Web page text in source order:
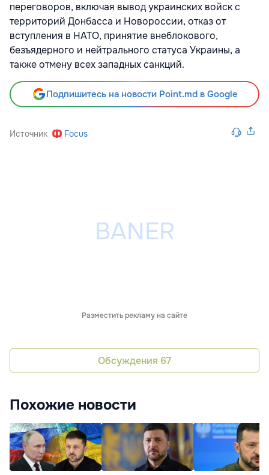
переговоров, включая вывод украинских войск с
территорий Донбасса и Новороссии, отказ от
вступления в НАТО, принятие внеблокового,
безъядерного и нейтрального статуса Украины, а
также отмену всех западных санкций.
Подпишитесь на новости Point.md в Google
Источник Focus
Разместить рекламу на сайте
Обсуждения 67
Похожие новости